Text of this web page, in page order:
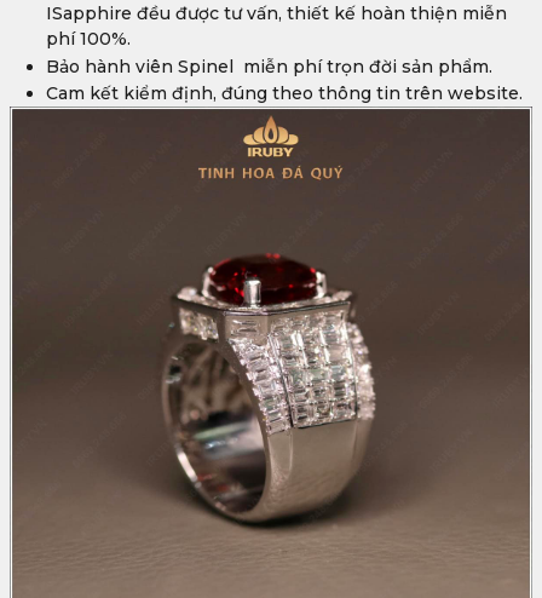
ISapphire đều được tư vấn, thiết kế hoàn thiện miễn
phí 100%.
Bảo hành viên Spinel miễn phí trọn đời sản phẩm.
Cam kết kiểm định, đúng theo thông tin trên website.